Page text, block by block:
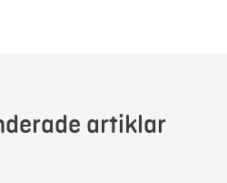
artiklar